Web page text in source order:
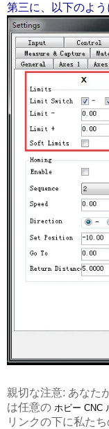
第三に、以下のよ
親切な注意: あなた
は任意の ホビー CNC
リンクの下に私た